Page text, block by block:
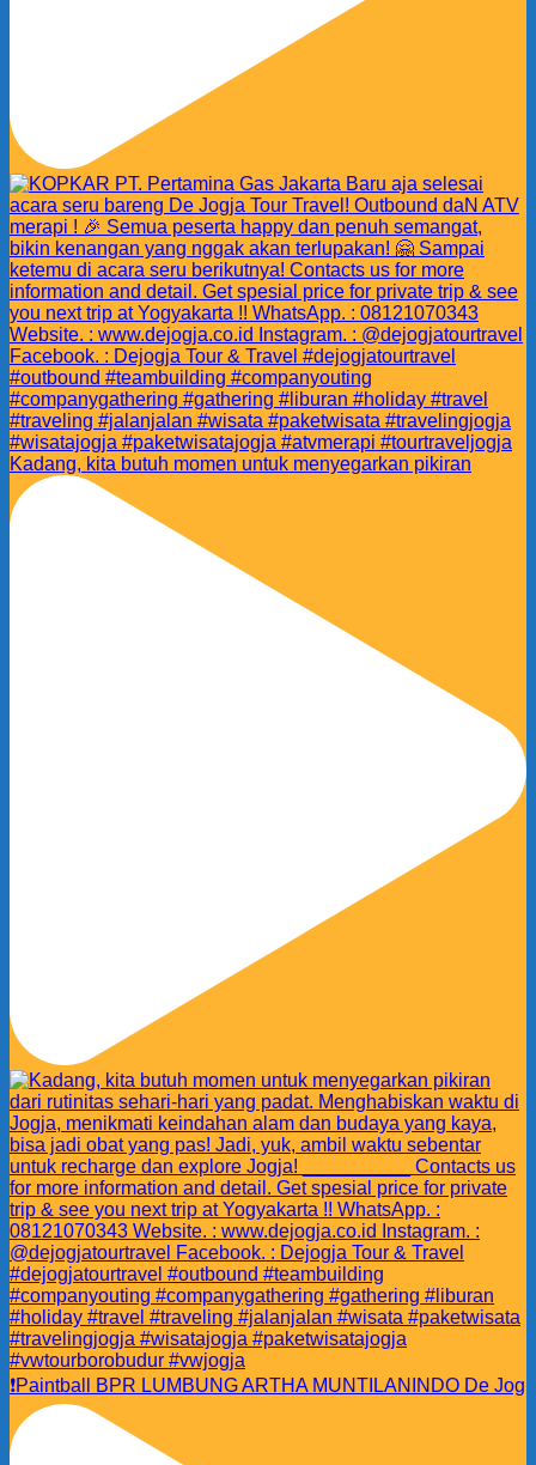
Kadang, kita butuh momen untuk menyegarkan pikiran
❗️Paintball BPR LUMBUNG ARTHA MUNTILANINDO De Jog